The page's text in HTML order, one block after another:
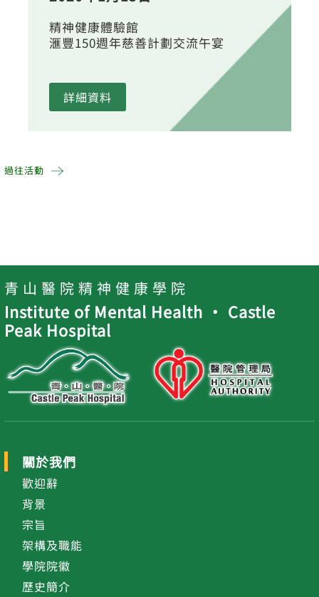
精神健康體驗館
滙豐150週年慈善計劃交流午宴
詳細資料
過往活動
青 山 醫 院 精 神 健 康 學 院
Institute of Mental Health ‧ Castle
Peak Hospital
關於我們
歡迎辭
背景
宗旨
架構及職能
學院院徽
歷史簡介